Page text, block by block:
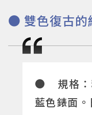
● 雙色復古的
● 規格：
藍色錶面